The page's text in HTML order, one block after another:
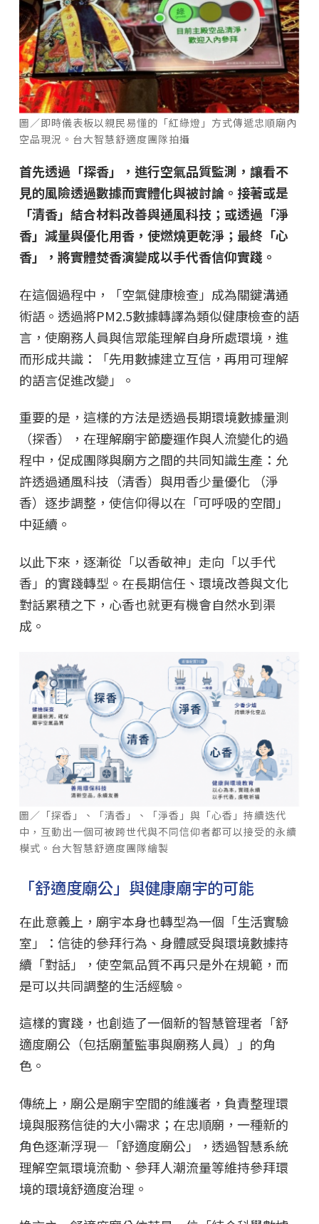
圖／即時儀表板以親民易懂的「紅綠燈」方式傳遞忠順廟內
空品現況。台大智慧舒適度團隊拍攝
首先透過「探香」，進行空氣品質監測，讓看不
見的風險透過數據而實體化與被討論。接著或是
「清香」結合材料改善與通風科技；或透過「淨
香」減量與優化用香，使燃燒更乾淨；最終「心
香」，將實體焚香演變成以手代香信仰實踐。
在這個過程中，「空氣健康檢查」成為關鍵溝通
術語。透過將PM2.5數據轉譯為類似健康檢查的語
言，使廟務人員與信眾能理解自身所處環境，進
而形成共識：「先用數據建立互信，再用可理解
的語言促進改變」。
重要的是，這樣的方法是透過長期環境數據量測
（探香），在理解廟宇節慶運作與人流變化的過
程中，促成團隊與廟方之間的共同知識生產：允
許透過通風科技（清香）與用香少量優化 （淨
香）逐步調整，使信仰得以在「可呼吸的空間」
中延續。
以此下來，逐漸從「以香敬神」走向「以手代
香」的實踐轉型。在長期信任、環境改善與文化
對話累積之下，心香也就更有機會自然水到渠
成。
圖／「探香」、「清香」、「淨香」與「心香」持續迭代
中，互動出一個可被跨世代與不同信仰者都可以接受的永續
模式。台大智慧舒適度團隊繪製
「舒適度廟公」與健康廟宇的可能
在此意義上，廟宇本身也轉型為一個「生活實驗
室」：信徒的參拜行為、身體感受與環境數據持
續「對話」，使空氣品質不再只是外在規範，而
是可以共同調整的生活經驗。
這樣的實踐，也創造了一個新的智慧管理者「舒
適度廟公（包括廟董監事與廟務人員）」的角
色。
傳統上，廟公是廟宇空間的維護者，負責整理環
境與服務信徒的大小需求；在忠順廟，一種新的
角色逐漸浮現—「舒適度廟公」，透過智慧系統
理解空氣環境流動、參拜人潮流量等維持參拜環
境的環境舒適度治理。